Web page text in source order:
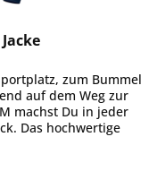
zum Bummel
auf dem Weg zur
machst Du in jeder
Das hochwertige